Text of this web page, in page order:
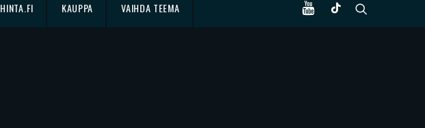
HINTA.FI KAUPPA VAIHDA TEEMA